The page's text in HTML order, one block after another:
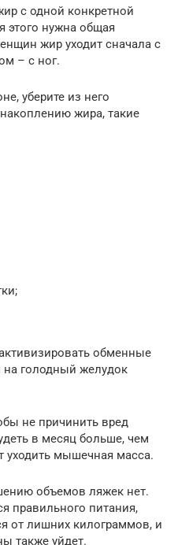
с одной конкретной
этого нужна общая
жир уходит сначала с
– с ног.
уберите из него
жира, такие
обменные
голодный желудок
не причинить вред
в месяц больше, чем
уходить мышечная масса.
объемов ляжек нет.
правильного питания,
от лишних килограммов, и
также уйдет.